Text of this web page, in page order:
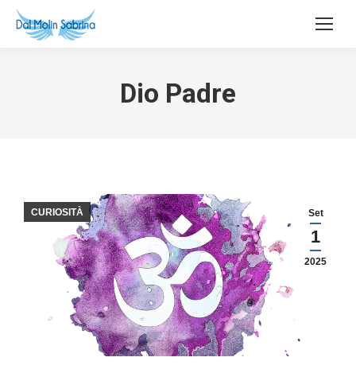
Dio Padre
Set
1
2025
CURIOSITÀ